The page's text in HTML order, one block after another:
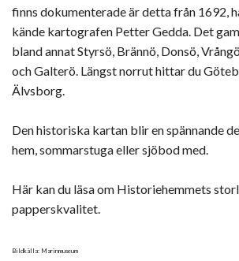
finns dokumenterade är detta från 1692,
kände kartografen Petter Gedda. Det
bland annat Styrsö, Brännö, Donsö,
och Galterö. Längst norrut hittar du
Älvsborg.
Den historiska kartan blir en spännande
hem, sommarstuga eller sjöbod med.
Här kan du läsa om Historiehemmets
papperskvalitet.
Bildkälla: Marinmuseum